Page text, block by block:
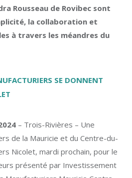
Rousseau de Rovibec sont
la collaboration et
à travers les méandres du
SE DONNENT
– Trois-Rivières – Une
de la Mauricie et du Centre-du-
Nicolet, mardi prochain, pour le
présenté par Investissement